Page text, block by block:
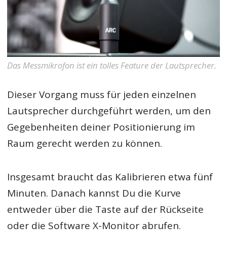
Das Messmikrofon ist ein tolles Feature der Lautsprecher.
Dieser Vorgang muss für jeden einzelnen
Lautsprecher durchgeführt werden, um den
Gegebenheiten deiner Positionierung im
Raum gerecht werden zu können.
Insgesamt braucht das Kalibrieren etwa fünf
Minuten. Danach kannst Du die Kurve
entweder über die Taste auf der Rückseite
oder die Software X-Monitor abrufen.